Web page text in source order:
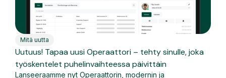
Mitä uutta
Uutuus! Tapaa uusi Operaattori – tehty sinulle, joka
työskentelet puhelinvaihteessa päivittäin
Lanseeraamme nyt Operaattorin, modernin ja